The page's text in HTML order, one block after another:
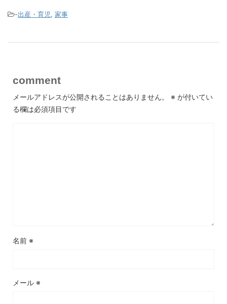
-出産・育児, 家事
comment
メールアドレスが公開されることはありません。 ※ が付いてい
る欄は必須項目です
名前 ※
メール ※